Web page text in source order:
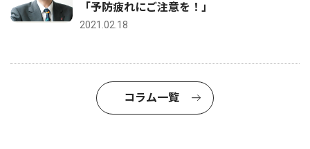
「予防疲れにご注意を！」
2021.02.18
コラム一覧